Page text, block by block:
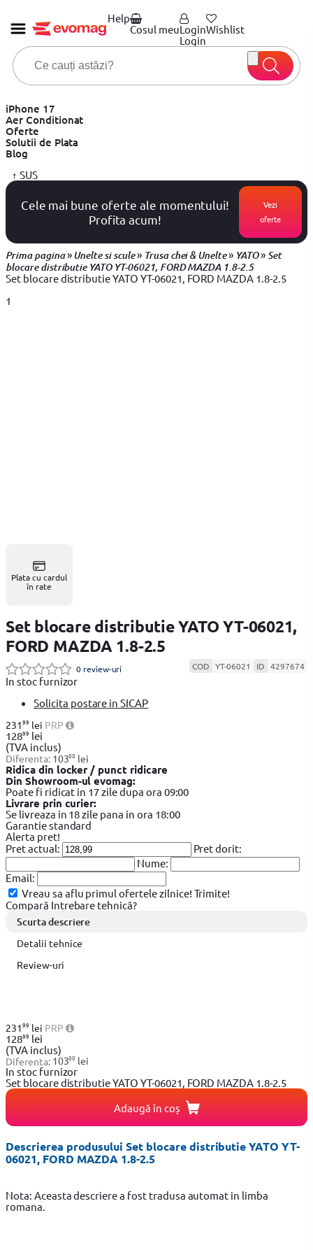
Help
Cosul meuLogin
Login
Wishlist
iPhone 17
Aer Conditionat
Oferte
Solutii de Plata
Blog
↑ SUS
Cele mai bune oferte ale momentului!
Profita acum!
Vezi
oferte
Prima pagina»Unelte si scule» Trusa chei & Unelte» YATO»Set
blocare distributie YATO YT-06021, FORD MAZDA 1.8-2.5
Set blocare distributie YATO YT-06021, FORD MAZDA 1.8-2.5
1
Plata cu cardul
în rate
Set blocare distributie YATO YT-06021,
FORD MAZDA 1.8-2.5
0 review-uri COD YT-06021 ID 4297674
In stoc furnizor
Solicita postare in SICAP
23199 lei PRP
12899 lei
(TVA inclus)
Diferenta: 10300 lei
Ridica din locker / punct ridicare
Din Showroom-ul evomag:
Poate fi ridicat in 17 zile dupa ora 09:00
Livrare prin curier:
Se livreaza in 18 zile pana in ora 18:00
Garantie standard
Alerta pret!
Pret actual:
Pret dorit:
Nume:
Email:
Vreau sa aflu primul ofertele zilnice! Trimite!
Compară Intrebare tehnică?
Scurta descriere
Detalii tehnice
Review-uri
23199 lei PRP
12899 lei
(TVA inclus)
Diferenta: 10300 lei
In stoc furnizor
Set blocare distributie YATO YT-06021, FORD MAZDA 1.8-2.5
Adaugă în coș
Descrierea produsului Set blocare distributie YATO YT-
06021, FORD MAZDA 1.8-2.5
Nota: Aceasta descriere a fost tradusa automat in limba
romana.